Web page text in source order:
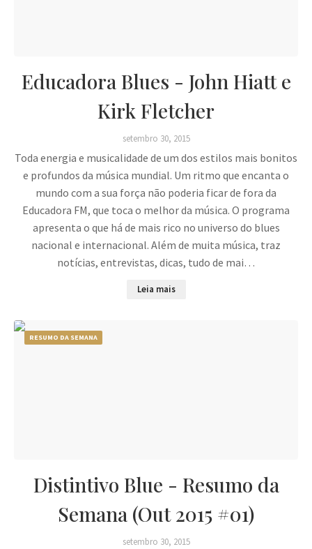
Educadora Blues - John Hiatt e
Kirk Fletcher
setembro 30, 2015
Toda energia e musicalidade de um dos estilos mais bonitos
e profundos da música mundial. Um ritmo que encanta o
mundo com a sua força não poderia ficar de fora da
Educadora FM, que toca o melhor da música. O programa
apresenta o que há de mais rico no universo do blues
nacional e internacional. Além de muita música, traz
notícias, entrevistas, dicas, tudo de mai…
Leia mais
RESUMO DA SEMANA
Distintivo Blue - Resumo da
Semana (Out 2015 #01)
setembro 30, 2015